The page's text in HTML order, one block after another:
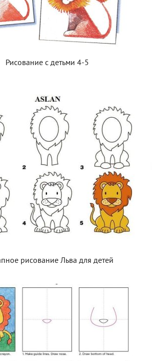
Рисование с детьми 4-5
рисование Льва для детей